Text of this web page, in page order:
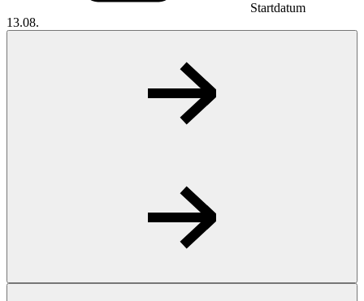
Startdatum
13.08.